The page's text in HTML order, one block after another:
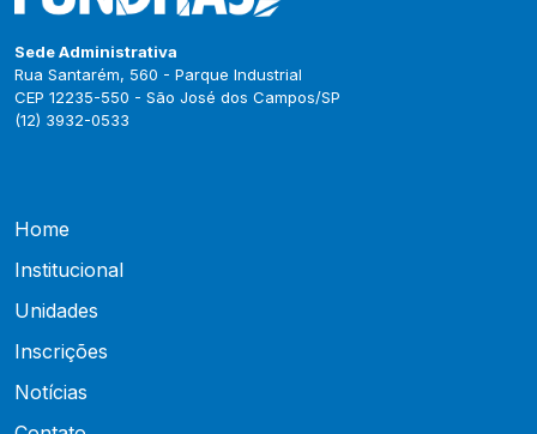
Sede Administrativa
Rua Santarém, 560 - Parque Industrial
CEP 12235-550 - São José dos Campos/SP
(12) 3932-0533
Home
Institucional
Unidades
Inscrições
Notícias